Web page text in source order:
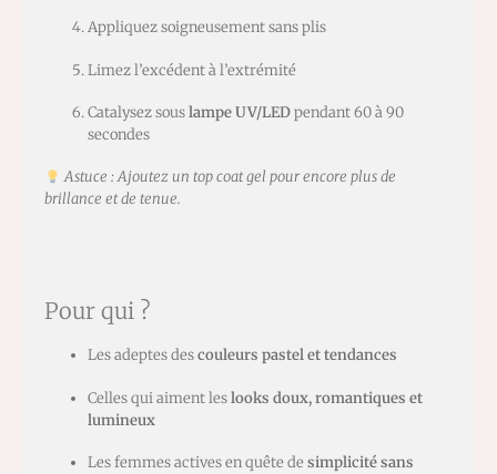
Appliquez soigneusement sans plis
Limez l’excédent à l’extrémité
Catalysez souslampe UV/LEDpendant 60 à 90
secondes
Astuce : Ajoutez un top coat gel pour encore plus de
brillance et de tenue.
Pour qui ?
Les adeptes descouleurs pastel et tendances
Celles qui aiment leslooks doux, romantiques et
lumineux
Les femmes actives en quête desimplicité sans